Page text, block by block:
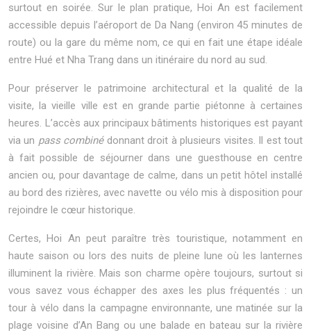
surtout en soirée. Sur le plan pratique, Hoi An est facilement
accessible depuis l’aéroport de Da Nang (environ 45 minutes de
route) ou la gare du même nom, ce qui en fait une étape idéale
entre Hué et Nha Trang dans un itinéraire du nord au sud.
Pour préserver le patrimoine architectural et la qualité de la
visite, la vieille ville est en grande partie piétonne à certaines
heures. L’accès aux principaux bâtiments historiques est payant
via un pass combinédonnant droit à plusieurs visites. Il est tout
à fait possible de séjourner dans une guesthouse en centre
ancien ou, pour davantage de calme, dans un petit hôtel installé
au bord des rizières, avec navette ou vélo mis à disposition pour
rejoindre le cœur historique.
Certes, Hoi An peut paraître très touristique, notamment en
haute saison ou lors des nuits de pleine lune où les lanternes
illuminent la rivière. Mais son charme opère toujours, surtout si
vous savez vous échapper des axes les plus fréquentés : un
tour à vélo dans la campagne environnante, une matinée sur la
plage voisine d’An Bang ou une balade en bateau sur la rivière